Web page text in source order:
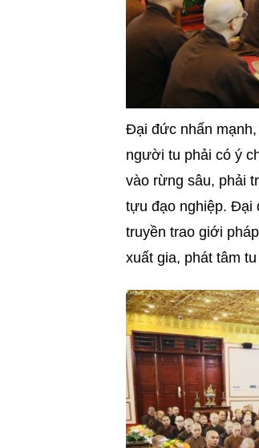
Đại đức nhấn
người tu phải có ý
vào rừng sâu, phải
tựu đạo nghiệp. Đại
truyền trao giới
xuất gia, phát tâm